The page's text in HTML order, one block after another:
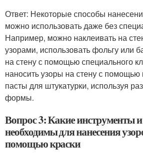
Ответ: Некоторые способы
можно использовать даже без
Например, можно наклеивать на
узорами, использовать фольгу или
на стену с помощью специального
наносить узоры на стену с
пасты для штукатурки, используя
формы.
Вопрос 3: Какие инструменты
необходимы для нанесения
помощью краски